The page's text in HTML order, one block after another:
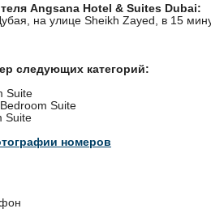
Angsana Hotel & Suites Dubai:
на улице Sheikh Zayed, в 15
следующих категорий:
Suite
Suite
Suite
номеров